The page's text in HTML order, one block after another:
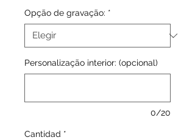
Opção de gravação: *
Personalização interior: (opcional)
0/20
Cantidad *